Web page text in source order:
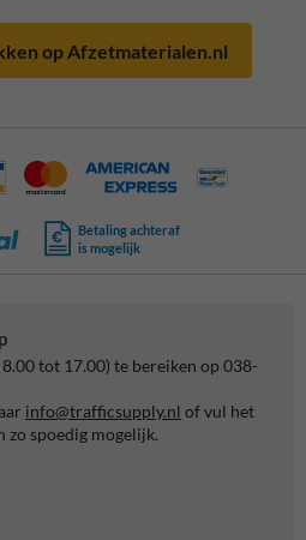
op Afzetmaterialen.nl
Betaling achteraf
is mogelijk
tot 17.00) te bereiken op 038-
info@trafficsupply.nl of vul het
spoedig mogelijk.